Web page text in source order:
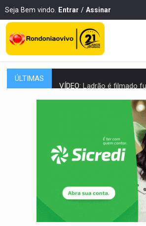
Seja Bem vindo. Entrar / Assinar
ÚLTIMAS Ladrão é filmado
BOLSAS DE PESQUISA:
Brasil tem grandes
Serpente capturada na
HOMENAGEM:Cientistas cassados
Líder religioso é preso por
LEVANTAMENTO: Brasil tem
LAMENTÁVEL: Mulher é